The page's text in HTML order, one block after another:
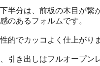
半分は、前板の木目が繋
のあるフォルムです。
的でカッコよく仕上がり
引き出しはフルオープン